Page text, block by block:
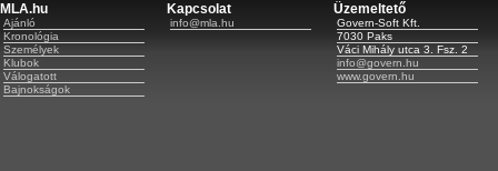
MLA.hu
Ajánló
Kronológia
Személyek
Klubok
Válogatott
Bajnokságok
Kapcsolat
info@mla.hu
Üzemeltető
Govern-Soft Kft.
7030 Paks
Váci Mihály utca 3. Fsz. 2
info@govern.hu
www.govern.hu